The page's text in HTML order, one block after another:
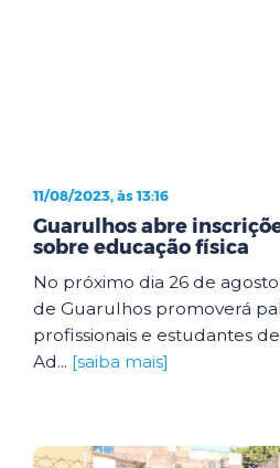
11/08/2023, às 13:16
Guarulhos abre
sobre educação física
No próximo dia 26 de
de Guarulhos promoverá
profissionais e estudantes
Ad... [saiba mais]